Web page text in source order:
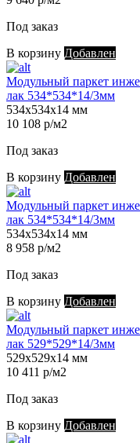
Под заказ
В корзину Добавлен
Модульный паркет
лак 534*534*14/3мм
534х534х14 мм
10 108 р/м2
Под заказ
В корзину Добавлен
Модульный паркет
лак 534*534*14/3мм
534х534х14 мм
8 958 р/м2
Под заказ
В корзину Добавлен
Модульный паркет
лак 529*529*14/3мм
529х529х14 мм
10 411 р/м2
Под заказ
В корзину Добавлен